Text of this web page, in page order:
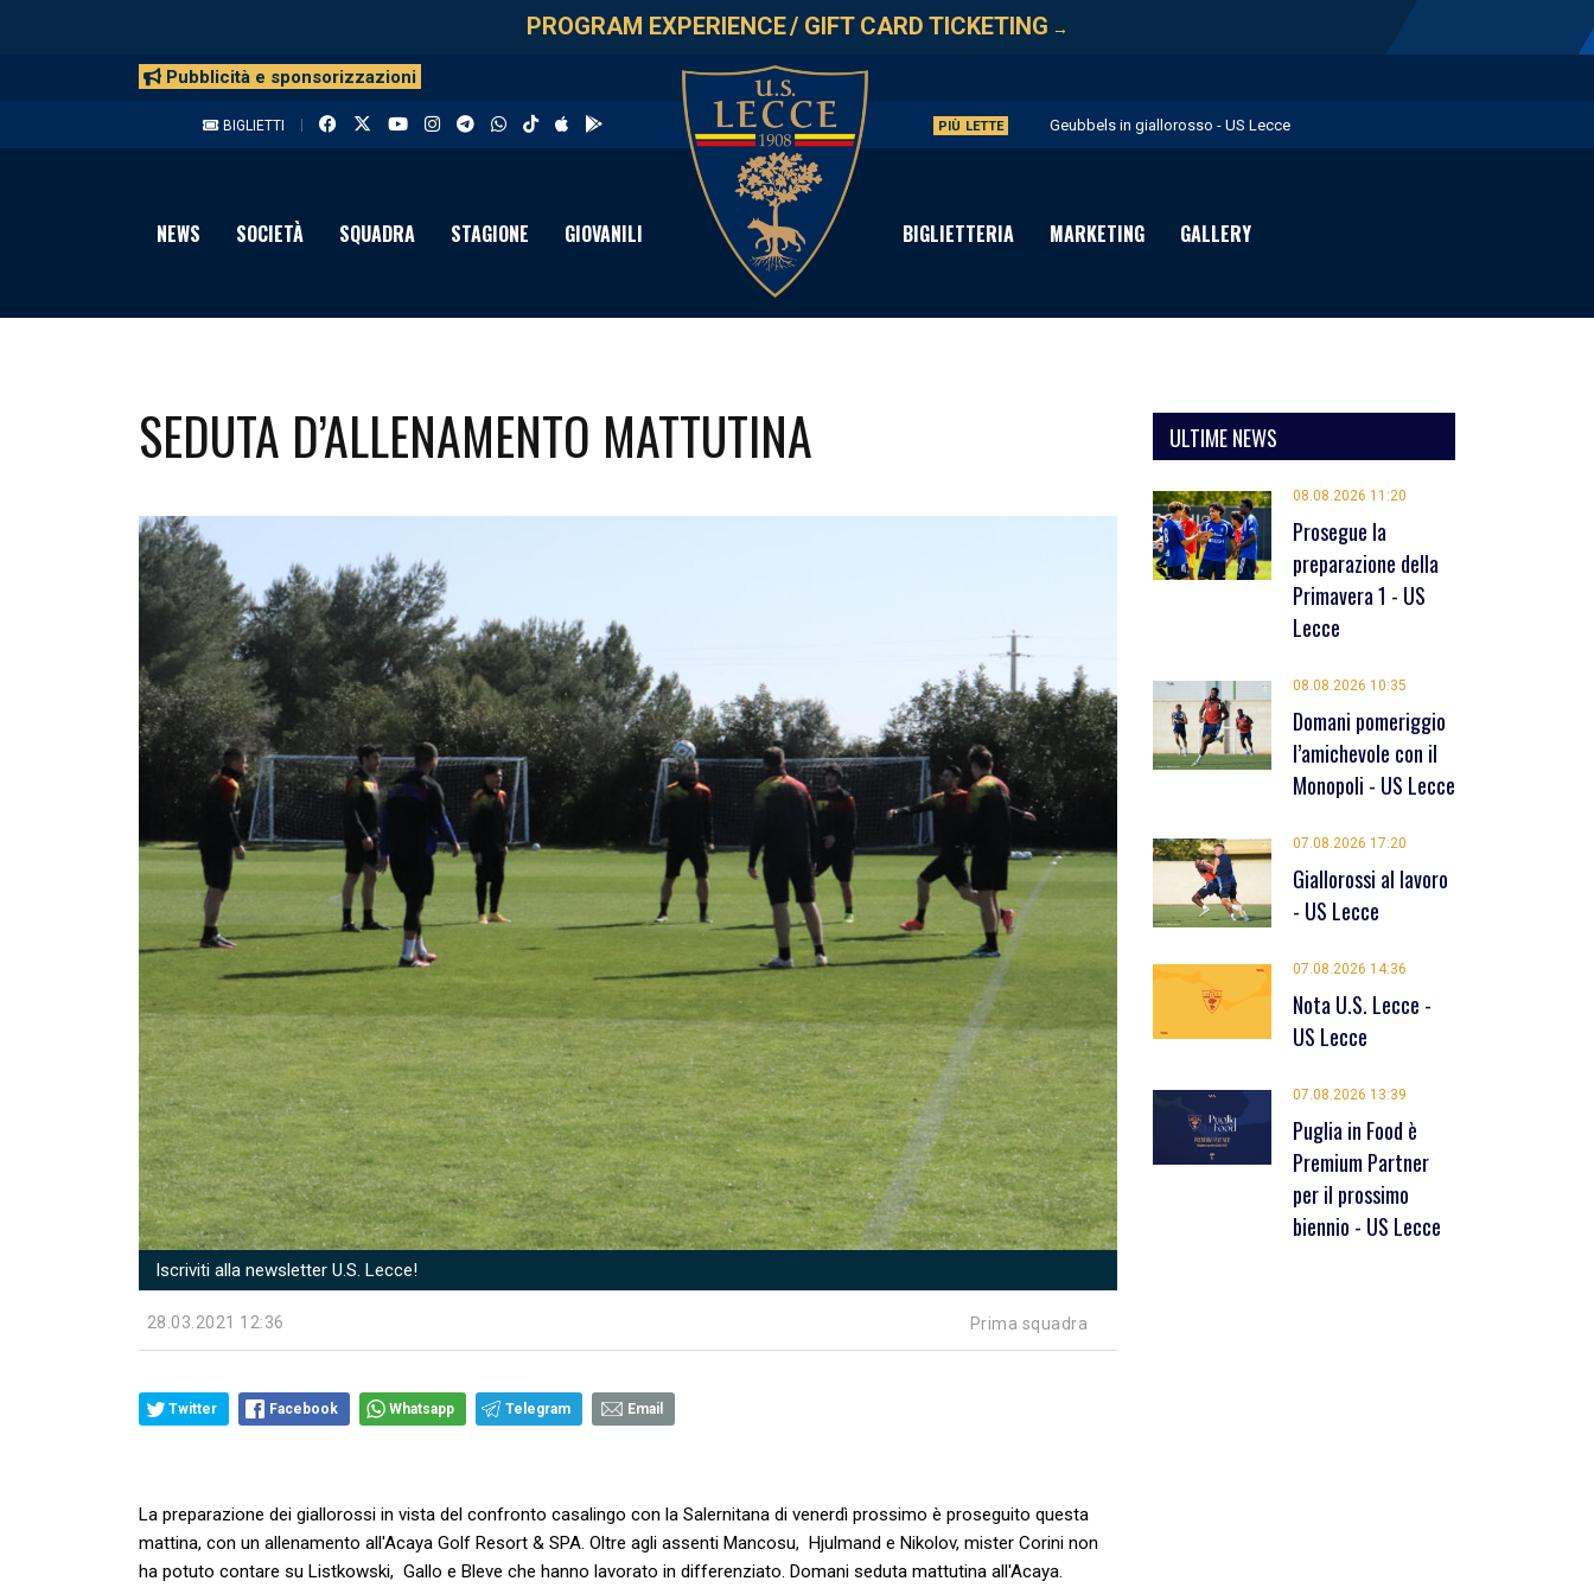
PROGRAM EXPERIENCE/ GIFT CARD TICKETING →
Pubblicità e sponsorizzazioni
BIGLIETTI PIÙ LETTE Geubbels in giallorosso - US Lecce
Aratravel è Premium Partner per la stagione 2026/27 - US Lecce
Primavera 1: Flies in giallorosso - US Lecce
NEWS SOCIETÀ SQUADRA STAGIONE GIOVANILI BIGLIETTERIA MARKETING GALLERY
SEDUTA D’ALLENAMENTO MATTUTINA
Iscriviti alla newsletter U.S. Lecce!
28.03.2021 12:36 Prima squadra
Twitter Facebook Whatsapp Telegram Email
La preparazione dei giallorossi in vista del confronto casalingo con la Salernitana di venerdì prossimo è proseguito questa
mattina, con un allenamento all'Acaya Golf Resort & SPA. Oltre agli assenti Mancosu, Hjulmand e Nikolov, mister Corini non
ha potuto contare su Listkowski, Gallo e Bleve che hanno lavorato in differenziato. Domani seduta mattutina all'Acaya.
ULTIME NEWS
08.08.2026 11:20
Prosegue la
preparazione della
Primavera 1 - US
Lecce
08.08.2026 10:35
Domani pomeriggio
l’amichevole con il
Monopoli - US Lecce
07.08.2026 17:20
Giallorossi al lavoro
- US Lecce
07.08.2026 14:36
Nota U.S. Lecce -
US Lecce
07.08.2026 13:39
Puglia in Food è
Premium Partner
per il prossimo
biennio - US Lecce